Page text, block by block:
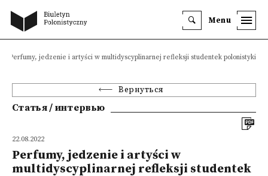
Menu
Perfumy, jedzenie i artyści w multidyscyplinarnej refleksji studentek polonistyki
Вернуться
Статья / интервью
22.08.2022
Perfumy, jedzenie i artyści w
multidyscyplinarnej refleksji studentek